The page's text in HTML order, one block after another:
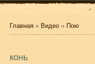
Главная » Видео » Пою
конь